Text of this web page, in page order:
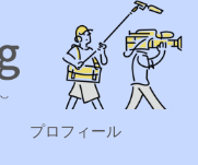
プロフィール